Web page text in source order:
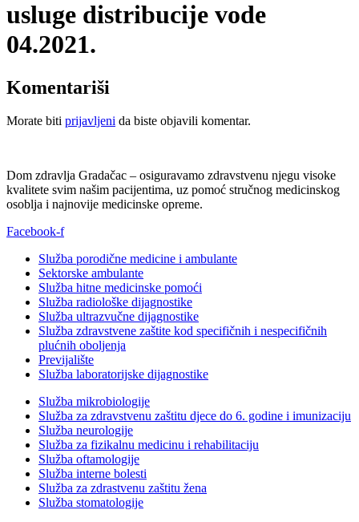
usluge distribucije vode
04.2021.
Komentariši
Morate biti prijavljeni da biste objavili komentar.
Dom zdravlja Gradačac – osiguravamo zdravstvenu njegu visoke
kvalitete svim našim pacijentima, uz pomoć stručnog medicinskog
osoblja i najnovije medicinske opreme.
Facebook-f
Služba porodične medicine i ambulante
Sektorske ambulante
Služba hitne medicinske pomoći
Služba radiološke dijagnostike
Služba ultrazvučne dijagnostike
Služba zdravstvene zaštite kod specifičnih i nespecifičnih
plućnih oboljenja
Previjalište
Služba laboratorijske dijagnostike
Služba mikrobiologije
Služba za zdravstvenu zaštitu djece do 6. godine i imunizaciju
Služba neurologije
Služba za fizikalnu medicinu i rehabilitaciju
Služba oftamologije
Služba interne bolesti
Služba za zdrastvenu zaštitu žena
Služba stomatologije